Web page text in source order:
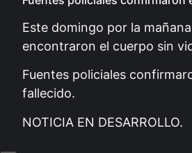
Este domingo por la
encontraron el cuerpo sin
Fuentes policiales
fallecido.
NOTICIA EN DESARROLLO.